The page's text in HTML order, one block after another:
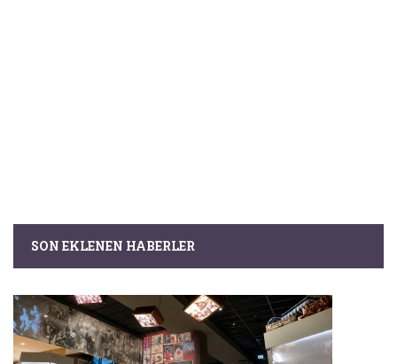
SON EKLENEN HABERLER